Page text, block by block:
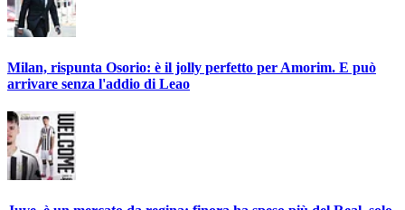
Milan, rispunta Osorio: è il jolly perfetto per Amorim. E può
arrivare senza l'addio di Leao